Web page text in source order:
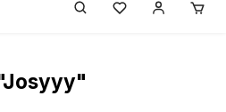
Du hast 0